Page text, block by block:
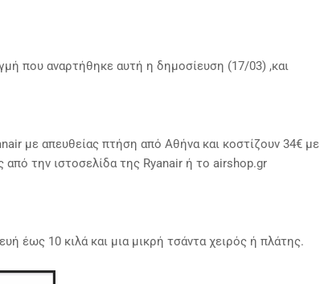
που αναρτήθηκε αυτή η δημοσίευση (17/03) ,και
με απευθείας πτήση από Αθήνα και κοστίζουν 34€ με
την ιστοσελίδα της Ryanair ή το airshop.gr
έως 10 κιλά και μια μικρή τσάντα χειρός ή πλάτης.